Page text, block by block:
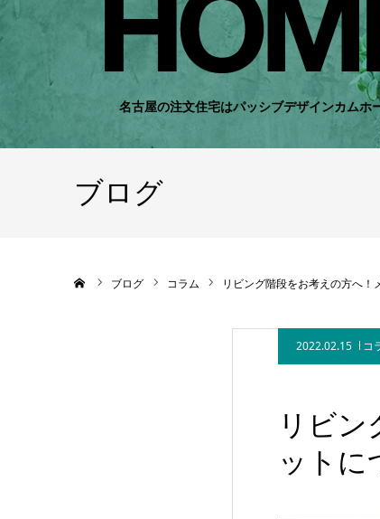
名古屋の注文住宅はパッシブデザインカムホ
ブログ
ブログ コラム リビング階段をお考えの方へ！
2022.02.15 コ
リビ
ットに